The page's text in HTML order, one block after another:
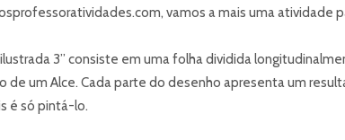
vamos a mais uma atividade
3” consiste em uma folha dividida
um Alce. Cada parte do desenho apresenta um
é só pintá-lo.